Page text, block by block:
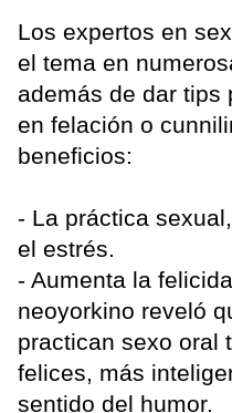
Los expertos en
el tema en
además de dar tips
en felación o
beneficios:
- La práctica
el estrés.
- Aumenta la
neoyorkino reveló
practican sexo oral
felices, más
sentido del humor.